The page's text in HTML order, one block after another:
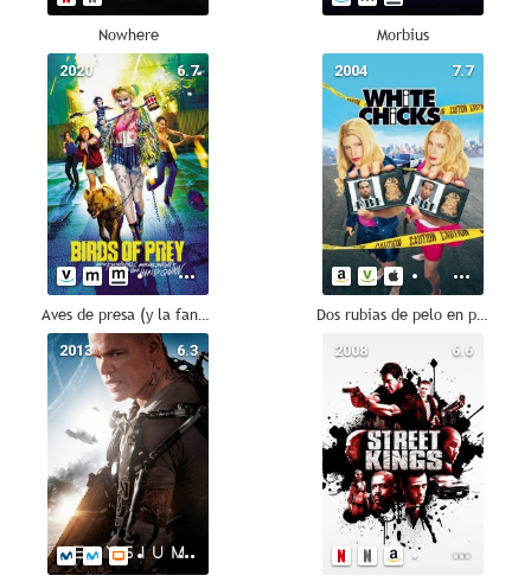
Nowhere Morbius
6.7
2020
Aves de presa (y la fantabulosa emancipación de Harley Quinn)
7.7
2004
Dos rubias de pelo en pecho
6.3
2013 6.6
2008